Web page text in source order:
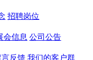
招聘岗位
会信息 公司公告
言反馈 我们的客户群